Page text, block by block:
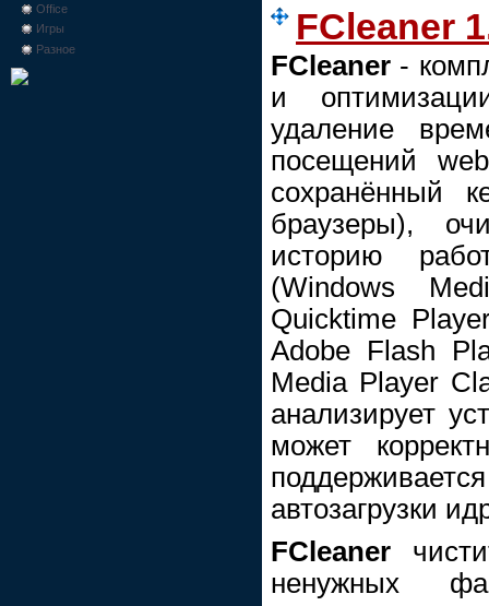
Office
Игры
Разное
FCleaner
FCleaner -
и
удаление
посещений
сохранённый
браузеры),
историю
(Windows
Quicktime
Adobe Flash
Media Player
анализирует
может
автозагрузки
FCleaner
ненужных